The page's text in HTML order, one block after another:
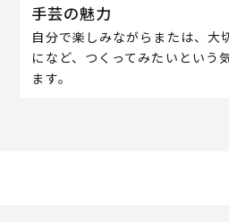
手芸の魅力
自分で楽しみながらまたは、大
になど、つくってみたいという
ます。